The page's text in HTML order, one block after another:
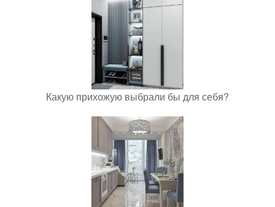
Какую прихожую выбрали бы для себя?